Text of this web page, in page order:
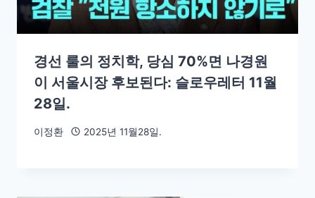
경선 룰의 정치학, 당심 70%면 나경원
이 서울시장 후보된다: 슬로우레터 11월
28일.
이정환 2025년 11월28일.